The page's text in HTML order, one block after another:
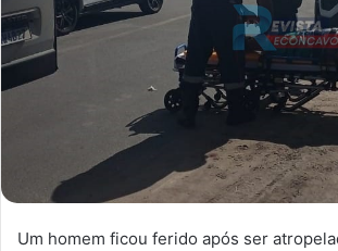
Um homem ficou ferido após ser